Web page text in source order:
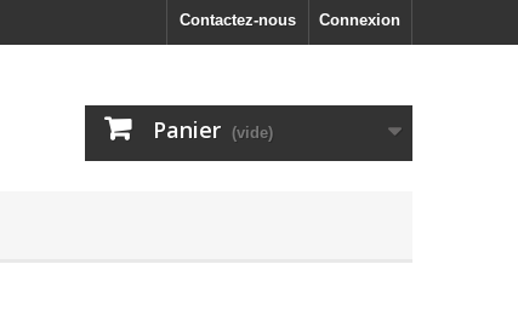
Connexion
Contactez-nous
Panier (vide)